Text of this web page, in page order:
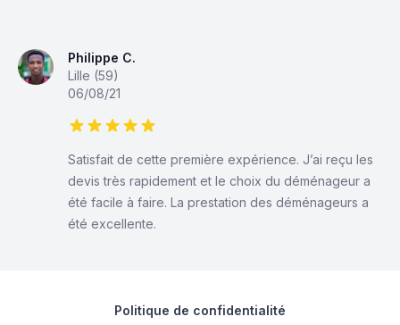
Philippe C.
Lille (59)
06/08/21
Satisfait de cette première expérience. J’ai reçu les
devis très rapidement et le choix du déménageur a
été facile à faire. La prestation des déménageurs a
été excellente.
Politique de confidentialité